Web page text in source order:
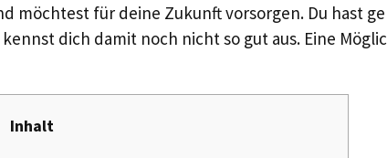
möchtest für deine Zukunft vorsorgen. Du hast
dich damit noch nicht so gut aus. Eine
Inhalt